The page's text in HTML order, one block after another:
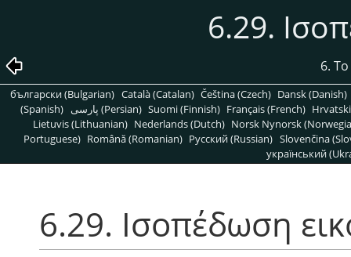
6.29.
6.
български (Bulgarian) Català (Catalan) Čeština (Czech) Dansk (Danish)
(Spanish)
پارسی (Persian) Suomi (Finnish) Français (French)
Lietuvis (Lithuanian) Nederlands (Dutch) Norsk Nynorsk
Portuguese) Română (Romanian) Pусский (Russian) Slovenčina
український
6.29. Ισοπέδωση